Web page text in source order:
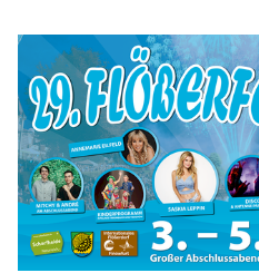
Schlagzeilen